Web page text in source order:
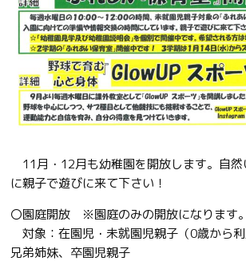
11月・12月も幼稚園を開放します。自然
に親子で遊びに来て下さい！
〇園庭開放 ※園庭のみの開放になります。
対象：在園児・未就園児親子（0歳から
兄弟姉妹、卒園児親子